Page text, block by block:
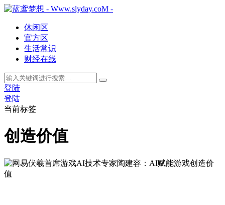
休闲区
官方区
生活常识
财经在线
登陆
登陆
当前标签
创造价值